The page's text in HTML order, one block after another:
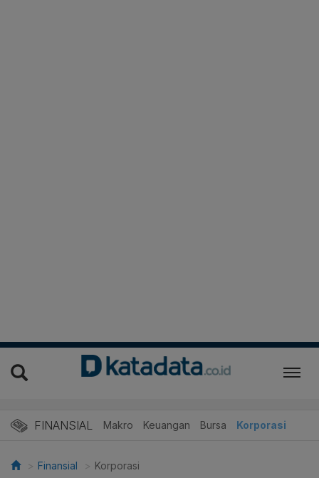
FINANSIAL Makro Keuangan Bursa Korporasi
Finansial Korporasi